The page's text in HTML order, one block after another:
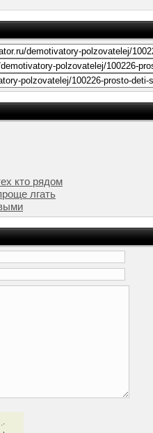
кто рядом
лгать